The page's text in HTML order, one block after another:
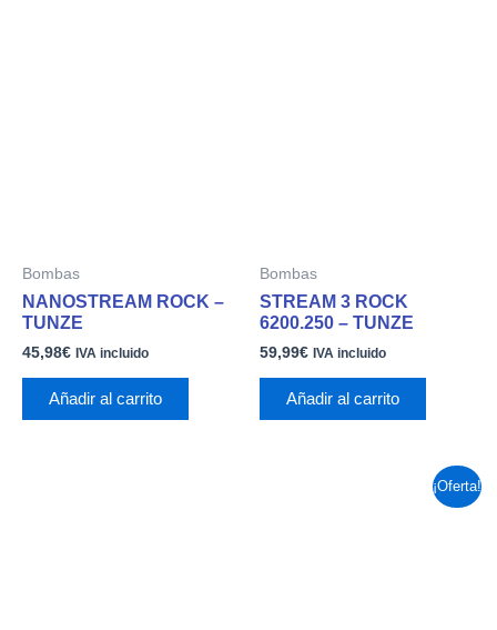
Bombas
NANOSTREAM ROCK –
TUNZE
45,98€ IVA incluido
Añadir al carrito
Bombas
STREAM 3 ROCK
6200.250 – TUNZE
59,99€ IVA incluido
Añadir al carrito
¡Oferta!